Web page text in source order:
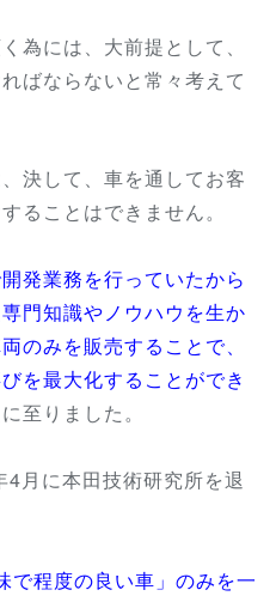
為には、大前提として、
ばならないと常々考えて
決して、車を通してお客
ることはできません。
発業務を行っていたから
門知識やノウハウを生か
のみを販売することで、
を最大化することができ
至りました。
月に本田技術研究所を退
で程度の良い車」のみを一